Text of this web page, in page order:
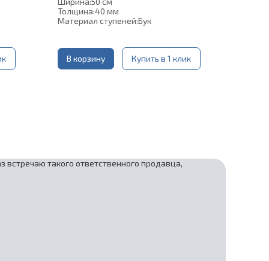
Толщина:40 мм
Материал ступеней:Бук
В корзину Купить в 1 клик
такого ответственного продавца,